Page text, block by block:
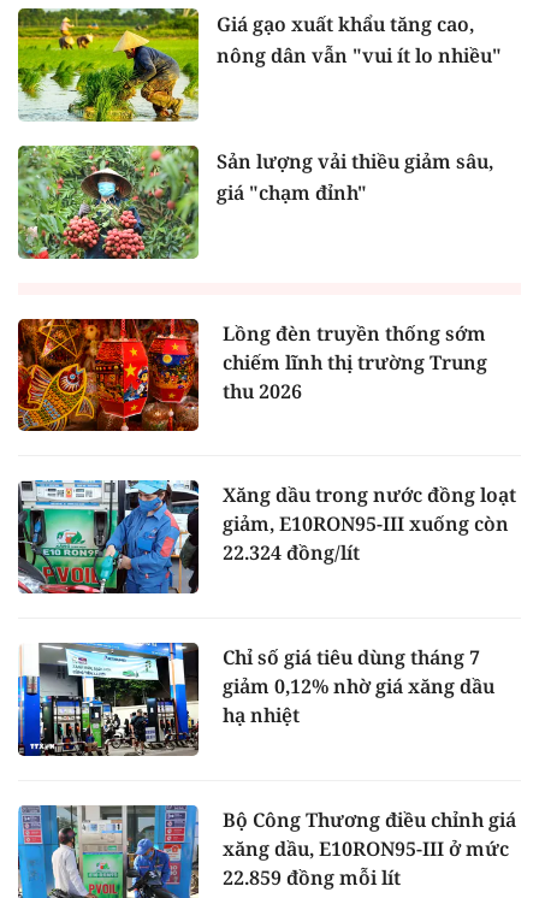
Giá gạo xuất khẩu tăng cao,
nông dân vẫn "vui ít lo nhiều"
Sản lượng vải thiều giảm sâu,
giá "chạm đỉnh"
Lồng đèn truyền thống sớm
chiếm lĩnh thị trường Trung
thu 2026
Xăng dầu trong nước đồng loạt
giảm, E10RON95-III xuống còn
22.324 đồng/lít
Chỉ số giá tiêu dùng tháng 7
giảm 0,12% nhờ giá xăng dầu
hạ nhiệt
Bộ Công Thương điều chỉnh giá
xăng dầu, E10RON95-III ở mức
22.859 đồng mỗi lít